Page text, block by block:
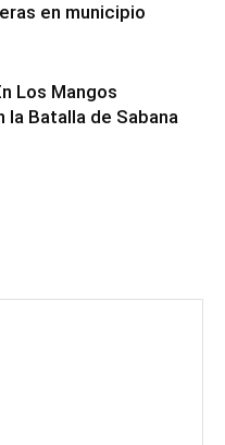
en municipio
Los Mangos
la Batalla de Sabana